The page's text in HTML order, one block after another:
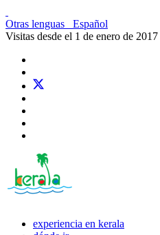
Otras lenguas
Español
Visitas desde el 1 de enero de 2017
experiencia en kerala